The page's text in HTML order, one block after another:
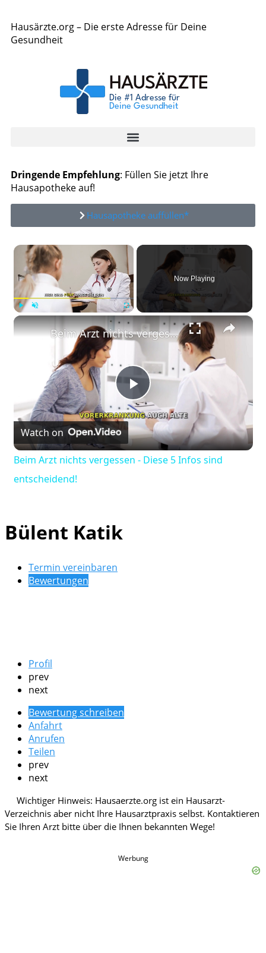
Hausärzte.org – Die erste Adresse für Deine
Gesundheit
Dringende Empfehlung: Füllen Sie jetzt Ihre
Hausapotheke auf!
Hausapotheke auffüllen*
×
Now Playing
×
Play
Video
Beim Arzt nichts vergessen - Diese 5 Infos sind entscheidend!
Watch on
Beim Arzt nichts vergessen - Diese 5 Infos sind
entscheidend!
Bülent Katik
Termin vereinbaren
Bewertungen
Profil
prev
next
Bewertung schreiben
Anfahrt
Anrufen
Teilen
prev
next
Werbung